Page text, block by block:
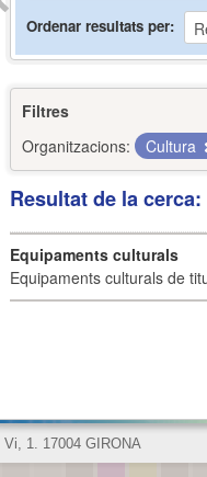
Ordenar resultats per
Filtres
Organitzacions:
Cultura
Resultat de la
Equipaments culturals
Equipaments culturals de
Vi, 1. 17004 GIRONA